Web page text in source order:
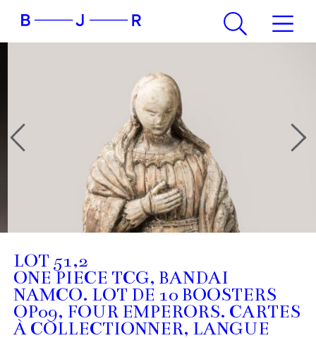
LOT 51,2
ONE PIECE TCG, BANDAI
NAMCO. LOT DE 10 BOOSTERS
OP09, FOUR EMPERORS. CARTES
À COLLECTIONNER, LANGUE